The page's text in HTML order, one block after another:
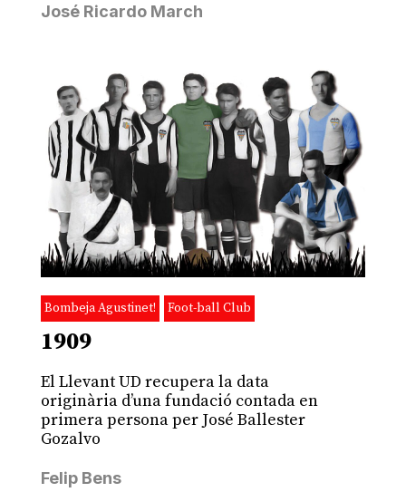
José Ricardo March
Bombeja Agustinet! Foot-ball Club
1909
El Llevant UD recupera la data
originària d’una fundació contada en
primera persona per José Ballester
Gozalvo
Felip Bens